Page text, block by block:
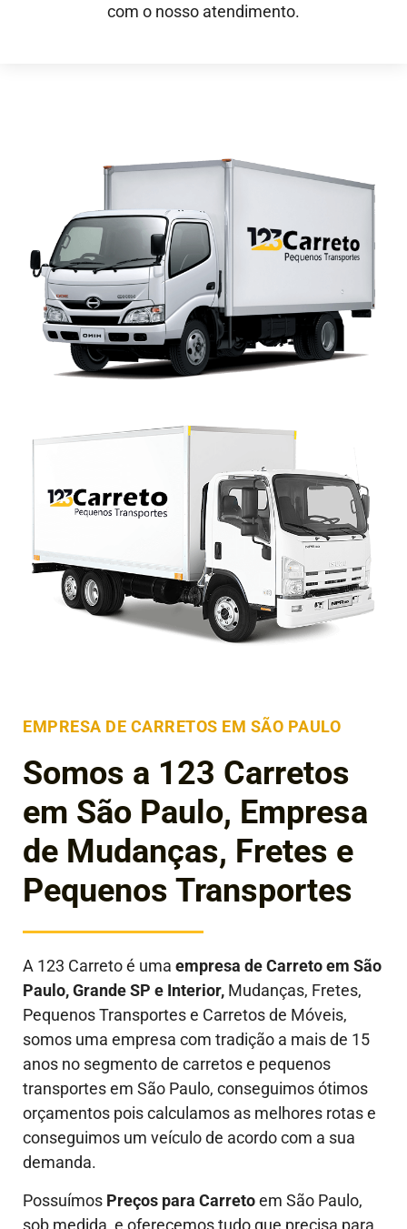
com o nosso atendimento.
EMPRESA DE CARRETOS EM SÃO PAULO
Somos a 123 Carretos
em São Paulo, Empresa
de Mudanças, Fretes e
Pequenos Transportes
A 123 Carreto é uma empresa de Carreto em São
Paulo, Grande SP e Interior, Mudanças, Fretes,
Pequenos Transportes e Carretos de Móveis,
somos uma empresa com tradição a mais de 15
anos no segmento de carretos e pequenos
transportes em São Paulo, conseguimos ótimos
orçamentos pois calculamos as melhores rotas e
conseguimos um veículo de acordo com a sua
demanda.
Possuímos Preços para Carretoem São Paulo,
sob medida, e oferecemos tudo que precisa para